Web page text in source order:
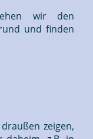
wir den
und finden
zeigen,